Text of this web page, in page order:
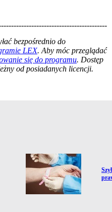
bezpośrednio do
LEX. Aby móc przeglądać
się do programu. Dostęp
od posiadanych licencji.